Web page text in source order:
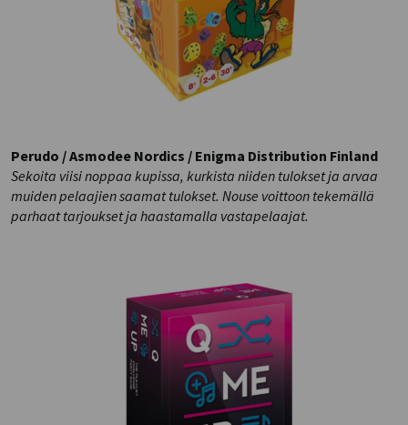
Perudo / Asmodee Nordics / Enigma Distribution Finland
Sekoita viisi noppaa kupissa, kurkista niiden tulokset ja arvaa
muiden pelaajien saamat tulokset. Nouse voittoon tekemällä
parhaat tarjoukset ja haastamalla vastapelaajat.